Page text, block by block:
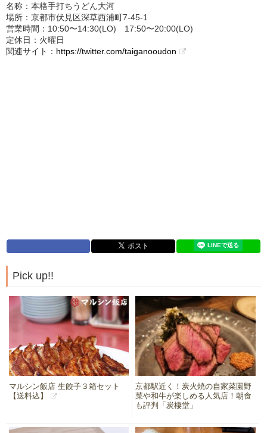
名称：本格手打ちうどん大河
場所：京都市伏見区深草西浦町7-45-1
営業時間：10:50〜14:30(LO) 17:50〜20:00(LO)
定休日：火曜日
関連サイト： https://twitter.com/taiganooudon
Pick up!!
マルシン飯店 生餃子３箱セット
【送料込】
京都駅近く！炭火焼の自家菜園野
菜や和牛が楽しめる人気店！朝食
も評判「炭棲堂」